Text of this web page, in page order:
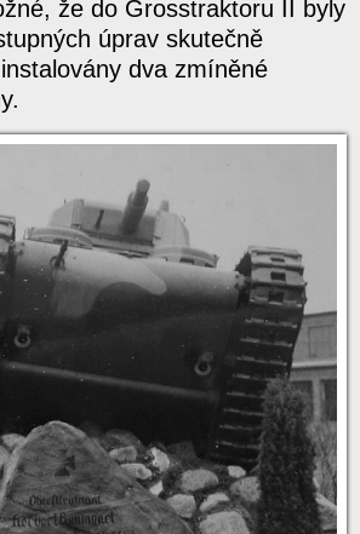
že do Grosstraktoru II byly
úprav skutečně
dva zmíněné